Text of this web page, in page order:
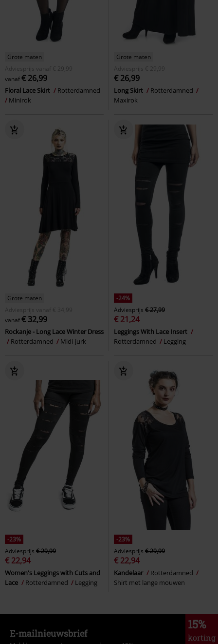
Grote maten
Adviesprijs
vanaf € 29,99
vanaf€ 26,99
Floral Lace Skirt
Rotterdamned
Minirok
Grote maten
Adviesprijs
€ 29,99
€ 26,99
Long Skirt
Rotterdamned
Maxirok
Grote maten
Adviesprijs
vanaf € 34,99
vanaf€ 32,99
Rockanje - Long Lace Winter Dress
Rotterdamned
Midi-jurk
-24%
Adviesprijs € 27,99
€ 21,24
Leggings With Lace Insert
Rotterdamned
Legging
-23%
Adviesprijs € 29,99
€ 22,94
Women's Leggings with Cuts and
Lace
Rotterdamned Legging
-23%
Adviesprijs € 29,99
€ 22,94
Kandelaar
Rotterdamned
Shirt met lange mouwen
15%
korting
E-mailnieuwsbrief